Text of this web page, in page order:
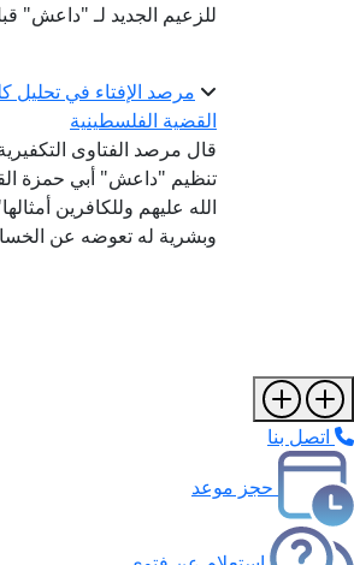
للزعيم الجديد لـ "داعش"
مرصد الإفتاء في
القضية الفلسطينية
قال مرصد الفتاوى
تنظيم "داعش" أبي حمزة
الله عليهم وللكافرين
وبشرية له تعوضه عن
اتصل بنا
حجز موعد